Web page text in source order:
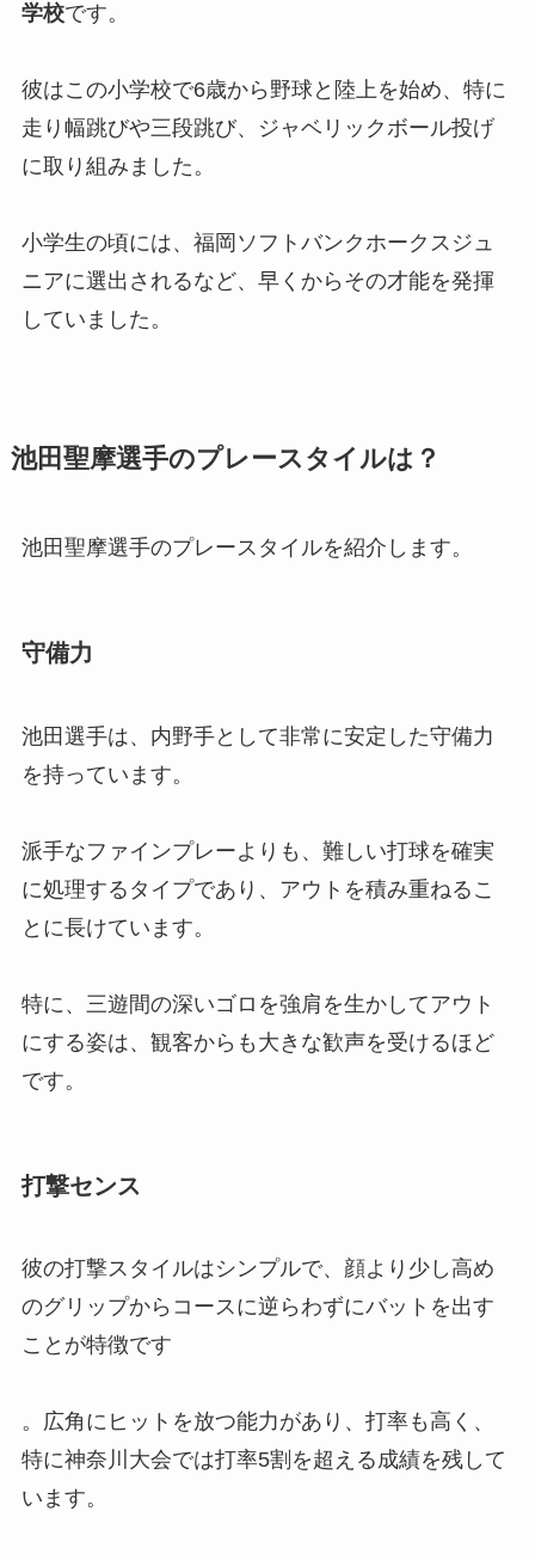
学校です。
彼はこの小学校で6歳から野球と陸上を始め、特に
走り幅跳びや三段跳び、ジャベリックボール投げ
に取り組みました。
小学生の頃には、福岡ソフトバンクホークスジュ
ニアに選出されるなど、早くからその才能を発揮
していました。
池田聖摩選手のプレースタイルは？
池田聖摩選手のプレースタイルを紹介します。
守備力
池田選手は、内野手として非常に安定した守備力
を持っています。
派手なファインプレーよりも、難しい打球を確実
に処理するタイプであり、アウトを積み重ねるこ
とに長けています。
特に、三遊間の深いゴロを強肩を生かしてアウト
にする姿は、観客からも大きな歓声を受けるほど
です。
打撃センス
彼の打撃スタイルはシンプルで、顔より少し高め
のグリップからコースに逆らわずにバットを出す
ことが特徴です
。広角にヒットを放つ能力があり、打率も高く、
特に神奈川大会では打率5割を超える成績を残して
います。